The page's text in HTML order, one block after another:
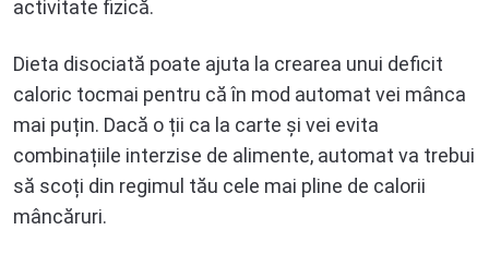
activitate fizică.
Dieta disociată poate ajuta la crearea unui deficit
caloric tocmai pentru că în mod automat vei mânca
mai puțin. Dacă o ții ca la carte și vei evita
combinațiile interzise de alimente, automat va trebui
să scoți din regimul tău cele mai pline de calorii
mâncăruri.